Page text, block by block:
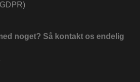
noget? Så kontakt os endelig